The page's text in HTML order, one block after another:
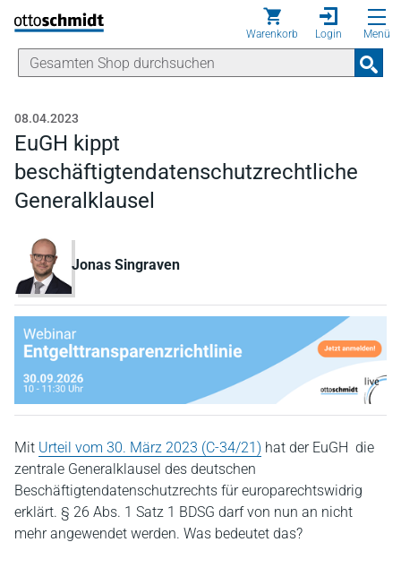
Direkt zum Inhalt
Warenkorb Login Menü
08.04.2023
EuGH kippt
beschäftigtendatenschutzrechtliche
Generalklausel
Jonas Singraven
Mit Urteil vom 30. März 2023 (C-34/21) hat der EuGH die
zentrale Generalklausel des deutschen
Beschäftigtendatenschutzrechts für europarechtswidrig
erklärt. § 26 Abs. 1 Satz 1 BDSG darf von nun an nicht
mehr angewendet werden. Was bedeutet das?